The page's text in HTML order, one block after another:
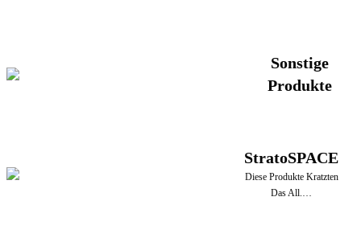
Sonstige
Produkte
StratoSPACE
Diese Produkte Kratzten
Das All.…